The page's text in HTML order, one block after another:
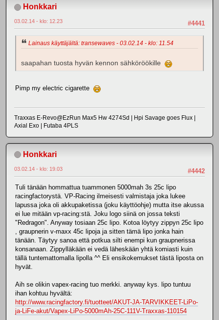
Honkkari
#4441
03.02.14 - klo: 12.23
Lainaus käyttäjältä: transewaves - 03.02.14 - klo: 11.54
saapahan tuosta hyvän kennon sähköröökille
Pimp my electric cigarette
Traxxas E-Revo@EzRun Max5 Hw 4274Sd | Hpi Savage goes Flux |
Axial Exo | Futaba 4PLS
Honkkari
#4442
03.02.14 - klo: 19.03
Tuli tänään hommattua tuammonen 5000mah 3s 25c lipo
racingfactorystä. VP-Racing ilmeisesti valmistaja joka lukee
lapussa joka oli akkupaketissa (joku käyttöohje) mutta itse akussa
ei lue mitään vp-racing:stä. Joku logo siinä on jossa teksti
"Redragon". Anyway tosiaan 25c lipo. Kotoa löytyy zippyn 25c lipo
, graupnerin v-maxx 45c lipoja ja sitten tämä lipo jonka hain
tänään. Täytyy sanoa että potkua silti enempi kun graupnerissa
konsanaan. Zippylläkään ei vedä läheskään yhtä komiasti kuin
tällä tuntemattomalla lipolla ^^ Eli ensikokemukset tästä liposta on
hyvät.
Aih se olikin vapex-racing tuo merkki. anyway kys. lipo tuntuu
ihan kohtuu hyvältä:
http://www.racingfactory.fi/tuotteet/AKUT-JA-TARVIKKEET-LiPo-
ja-LiFe-akut/Vapex-LiPo-5000mAh-25C-111V-Traxxas-110154